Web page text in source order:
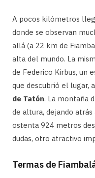
A pocos kilómetros
donde se observan
allá (a 22 km de
alta del mundo. La
de Federico Kirbus, un
que descubrió el lugar,
de Tatón. La montaña
de altura, dejando atrás
ostenta 924 metros
dudas, otro atractivo
Termas de